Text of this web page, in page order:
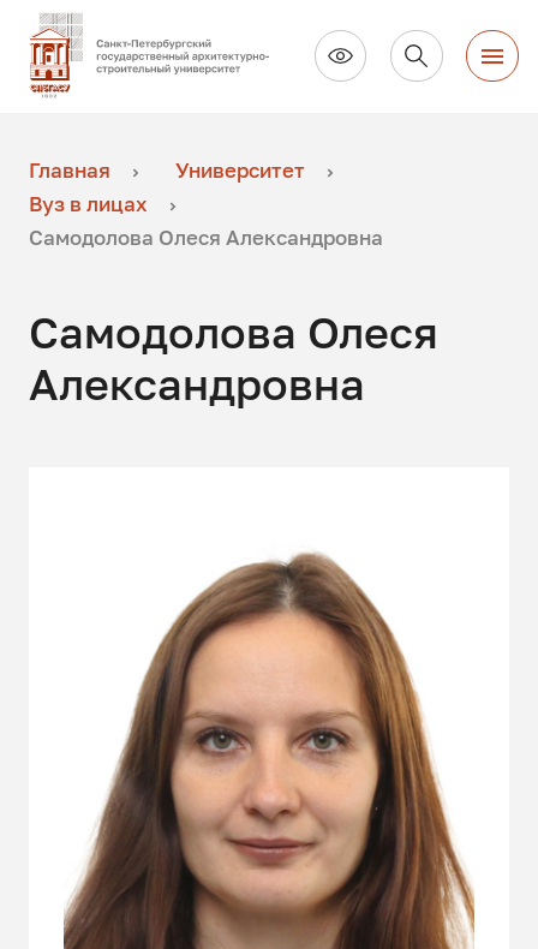
Главная
Университет
Вуз в лицах
Самодолова Олеся Александровна
Самодолова Олеся
Александровна